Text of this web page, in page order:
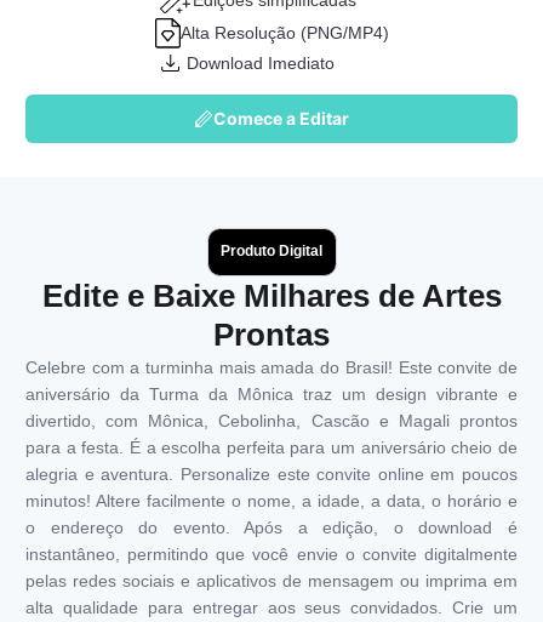
Alta Resolução (PNG/MP4)
Download Imediato
Comece a Editar
Produto Digital
Edite e Baixe Milhares de Artes
Prontas
Celebre com a turminha mais amada do Brasil! Este convite de
aniversário da Turma da Mônica traz um design vibrante e
divertido, com Mônica, Cebolinha, Cascão e Magali prontos
para a festa. É a escolha perfeita para um aniversário cheio de
alegria e aventura. Personalize este convite online em poucos
minutos! Altere facilmente o nome, a idade, a data, o horário e
o endereço do evento. Após a edição, o download é
instantâneo, permitindo que você envie o convite digitalmente
pelas redes sociais e aplicativos de mensagem ou imprima em
alta qualidade para entregar aos seus convidados. Crie um